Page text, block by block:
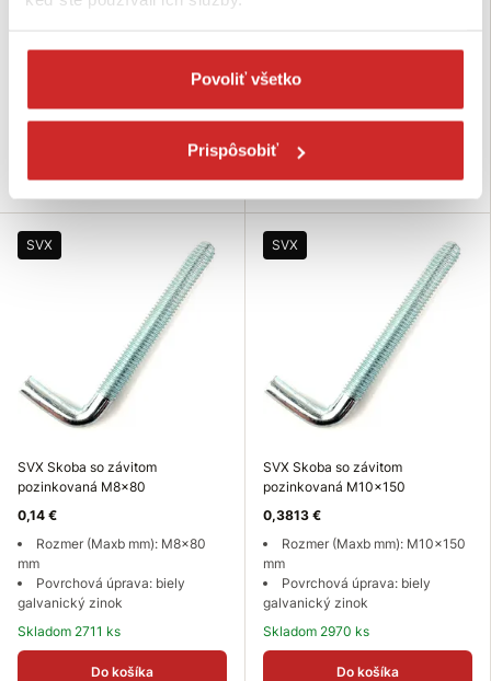
Povoliť všetko
Prispôsobiť
galvanický zinok
Povrchová úprava: biely
SVX
SVX Skoba so závitom
pozinkovaná M8x80
0,14 €
Rozmer (Maxb mm): M8x80
mm
Povrchová úprava: biely
galvanický zinok
Skladom 2711 ks
Do košíka
SVX
SVX Skoba so závitom
pozinkovaná M10x150
0,3813 €
Rozmer (Maxb mm): M10x150
mm
Povrchová úprava: biely
galvanický zinok
Skladom 2970 ks
Do košíka